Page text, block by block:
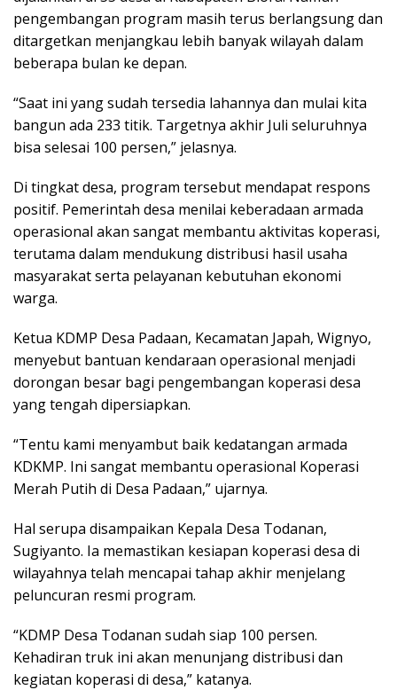
pengembangan program masih terus berlangsung dan
ditargetkan menjangkau lebih banyak wilayah dalam
beberapa bulan ke depan.
“Saat ini yang sudah tersedia lahannya dan mulai kita
bangun ada 233 titik. Targetnya akhir Juli seluruhnya
bisa selesai 100 persen,” jelasnya.
Di tingkat desa, program tersebut mendapat respons
positif. Pemerintah desa menilai keberadaan armada
operasional akan sangat membantu aktivitas koperasi,
terutama dalam mendukung distribusi hasil usaha
masyarakat serta pelayanan kebutuhan ekonomi
warga.
Ketua KDMP Desa Padaan, Kecamatan Japah, Wignyo,
menyebut bantuan kendaraan operasional menjadi
dorongan besar bagi pengembangan koperasi desa
yang tengah dipersiapkan.
“Tentu kami menyambut baik kedatangan armada
KDKMP. Ini sangat membantu operasional Koperasi
Merah Putih di Desa Padaan,” ujarnya.
Hal serupa disampaikan Kepala Desa Todanan,
Sugiyanto. Ia memastikan kesiapan koperasi desa di
wilayahnya telah mencapai tahap akhir menjelang
peluncuran resmi program.
“KDMP Desa Todanan sudah siap 100 persen.
Kehadiran truk ini akan menunjang distribusi dan
kegiatan koperasi di desa,” katanya.